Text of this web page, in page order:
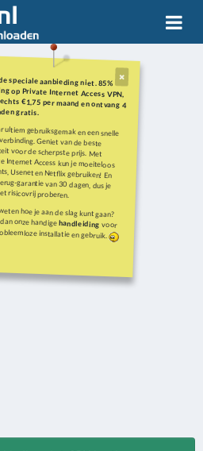
speciale aanbieding niet. 85%
op Private Internet Access VPN,
€1,75 per maand en ontvang 4
gratis.
ultiem gebruiksgemak en een snelle
Geniet van de beste
voor de scherpste prijs. Met
Internet Access kun je moeiteloos
Usenet en Netflix gebruiken! En
garantie van 30 dagen, dus je
risicovrij proberen.
hoe je aan de slag kunt gaan?
onze handigehandleiding voor
installatie en gebruik.